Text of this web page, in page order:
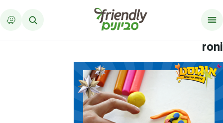
roni